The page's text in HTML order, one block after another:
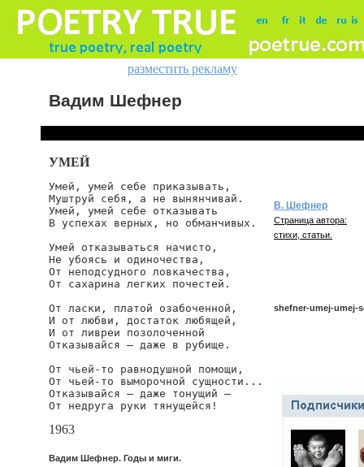
разместить рекламу
Вадим Шефнер
УМЕЙ
Умей, умей себе приказывать,
Муштруй себя, а не вынянчивай.
Умей, умей себе отказывать
В успехах верных, но обманчивых.
Умей отказываться начисто,
Не убоясь и одиночества,
От неподсудного ловкачества,
От сахарина легких почестей.
От ласки, платой озабоченной,
И от любви, достаток любящей,
И от ливреи позолоченной
Отказывайся — даже в рубище.
От чьей-то равнодушной помощи,
От чьей-то выморочной сущности...
Отказывайся — даже тонущий —
От недруга руки тянущейся!
1963
Вадим Шефнер. Годы и миги.
В. Шефнер
Страница автора:
стихи, статьи.
shefner-umej-umej-